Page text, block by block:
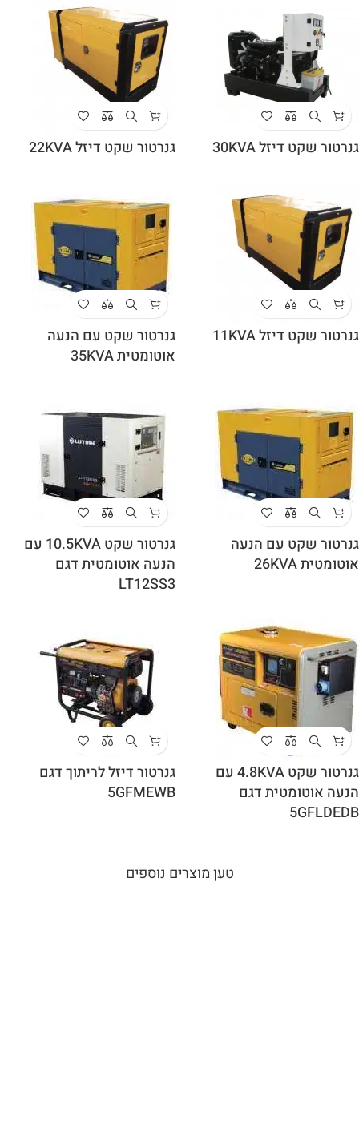
גנרטור שקט דיזל 30KVA גנרטור שקט דיזל 22KVA
גנרטור שקט דיזל 11KVA
גנרטור שקט עם הנעה
אוטומטית 35KVA
גנרטור שקט עם הנעה
אוטומטית 26KVA
גנרטור שקט 10.5KVA עם
הנעה אוטומטית דגם
LT12SS3
גנרטור שקט 4.8KVA עם
הנעה אוטומטית דגם
5GFLDEDB
גנרטור דיזל לריתוך דגם
5GFMEWB
טען מוצרים נוספים